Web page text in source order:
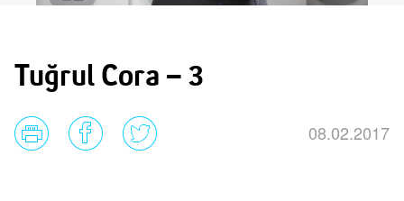
Tuğrul Cora – 3
08.02.2017